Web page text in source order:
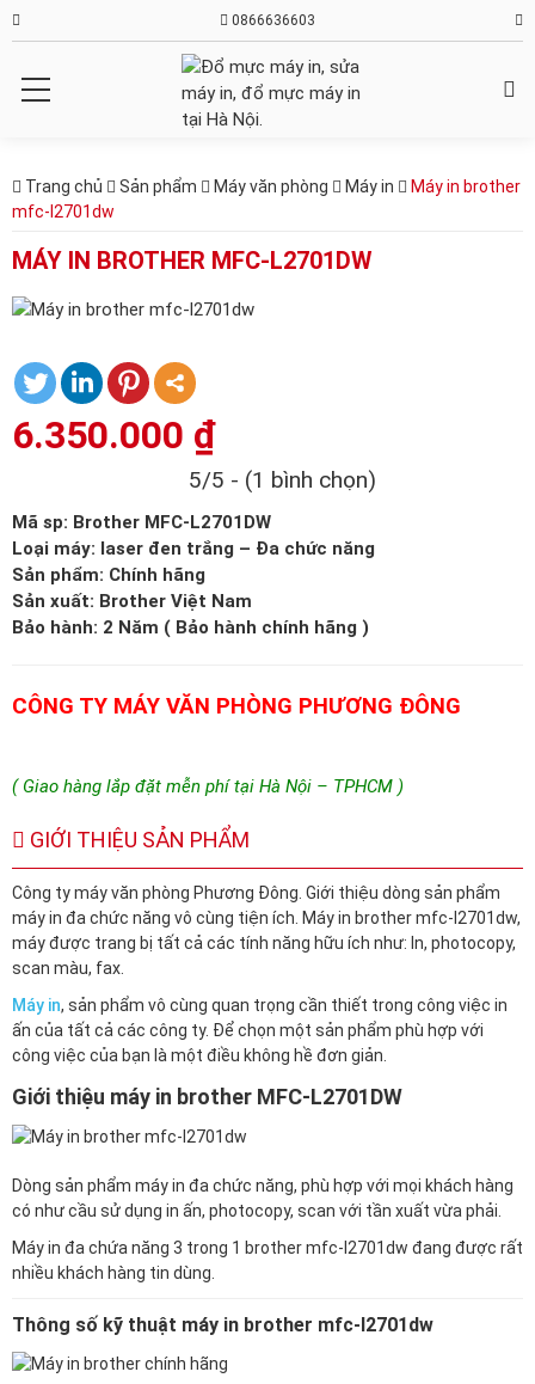
0866636603
Trang chủ Sản phẩm Máy văn phòng Máy in
Máy in brother
mfc-l2701dw
MÁY IN BROTHER MFC-L2701DW
6.350.000 ₫
5/5 - (1 bình chọn)
Mã sp: Brother MFC-L2701DW
Loại máy: laser đen trắng – Đa chức năng
Sản phẩm: Chính hãng
Sản xuất: Brother Việt Nam
Bảo hành: 2 Năm ( Bảo hành chính hãng )
CÔNG TY MÁY VĂN PHÒNG PHƯƠNG ĐÔNG
( Giao hàng lắp đặt mễn phí tại Hà Nội – TPHCM )
GIỚI THIỆU SẢN PHẨM
Công ty máy văn phòng Phương Đông. Giới thiệu dòng sản phẩm
máy in đa chức năng vô cùng tiện ích. Máy in brother mfc-l2701dw,
máy được trang bị tất cả các tính năng hữu ích như: In, photocopy,
scan màu, fax.
Máy in, sản phẩm vô cùng quan trọng cần thiết trong công việc in
ấn của tất cả các công ty. Để chọn một sản phẩm phù hợp với
công việc của bạn là một điều không hề đơn giản.
Giới thiệu máy in brother MFC-L2701DW
Dòng sản phẩm máy in đa chức năng, phù hợp với mọi khách hàng
có như cầu sử dụng in ấn, photocopy, scan với tần xuất vừa phải.
Máy in đa chứa năng 3 trong 1 brother mfc-l2701dw đang được rất
nhiều khách hàng tin dùng.
Thông số kỹ thuật máy in brother mfc-l2701dw